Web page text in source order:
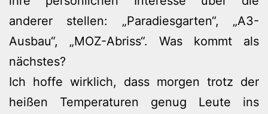
anderer stellen: „Paradiesgarten“, „A3-
Ausbau“, „MOZ-Abriss“. Was kommt als
nächstes?
Ich hoffe wirklich, dass morgen trotz der
heißen Temperaturen genug Leute ins